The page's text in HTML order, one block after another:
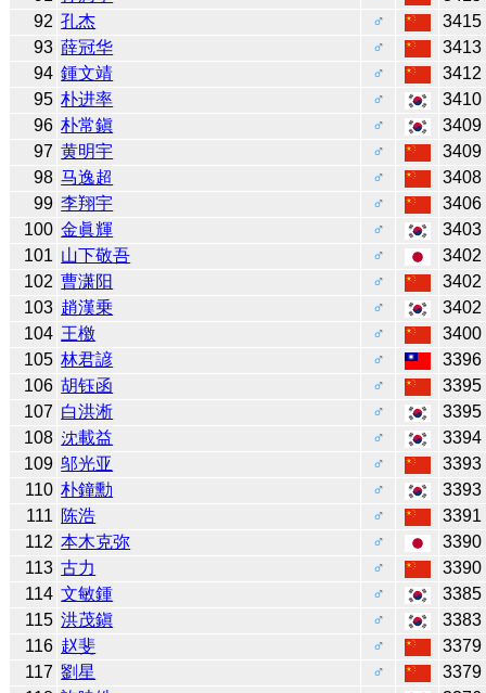
92 孔杰 ♂
3415
93 薛冠华 ♂
3413
94 鍾文靖 ♂
3412
95 朴进率 ♂
3410
96 朴常鎭 ♂
3409
97 黄明宇 ♂
3409
98 马逸超 ♂
3408
99 李翔宇 ♂
3406
100 金眞輝 ♂
3403
101 山下敬吾 ♂
3402
102 曹潇阳 ♂
3402
103 趙漢乗 ♂
3402
104 王檄 ♂
3400
105 林君諺 ♂
3396
106 胡钰函 ♂
3395
107 白洪淅 ♂
3395
108 沈載益 ♂
3394
109 邬光亚 ♂
3393
110 朴鐘勳 ♂
3393
111 陈浩 ♂
3391
112 本木克弥 ♂
3390
113 古力 ♂
3390
114 文敏鍾 ♂
3385
115 洪茂鎭 ♂
3383
116 赵斐 ♂
3379
117 劉星 ♂
3379